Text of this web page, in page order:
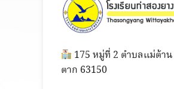
175 หมู่ที่ 2 ตำบลแม่ต้าน
ตาก 63150